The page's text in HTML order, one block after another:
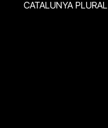
CATALUNYA PLURAL